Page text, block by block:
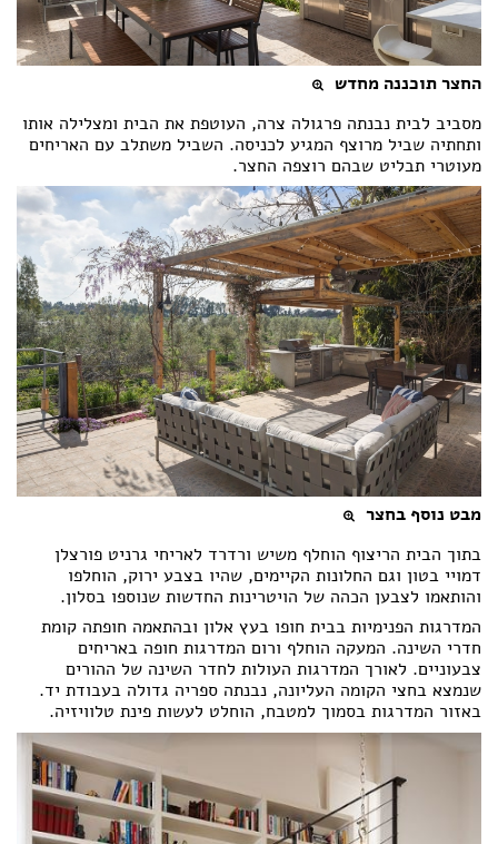
החצר תוכננה מחדש
מסביב לבית נבנתה פרגולה צרה, העוטפת את הבית ומצלילה אותו
ותחתיה שביל מרוצף המגיע לכניסה. השביל משתלב עם האריחים
מעוטרי תבליט שבהם רוצפה החצר.
מבט נוסף בחצר
בתוך הבית הריצוף הוחלף משיש ורדרד לאריחי גרניט פורצלן
דמויי בטון וגם החלונות הקיימים, שהיו בצבע ירוק, הוחלפו
והותאמו לצבען הכהה של הויטרינות החדשות שנוספו בסלון.
המדרגות הפנימיות בבית חופו בעץ אלון ובהתאמה חופתה קומת
חדרי השינה. המעקה הוחלף ורום המדרגות חופה באריחים
צבעוניים. לאורך המדרגות העולות לחדר השינה של ההורים
שנמצא בחצי הקומה העליונה, נבנתה ספריה גדולה בעבודת יד.
באזור המדרגות בסמוך למטבח, הוחלט לעשות פינת טלוויזיה.